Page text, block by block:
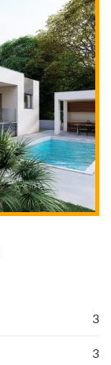
3
3